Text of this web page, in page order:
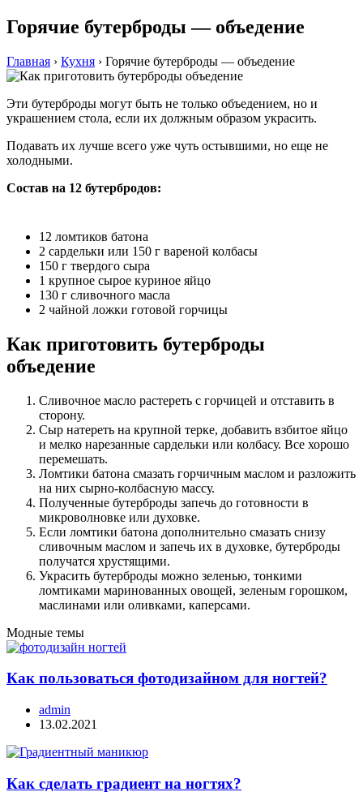
Горячие бутерброды — объедение
Главная › Кухня › Горячие бутерброды — объедение
Эти бутерброды могут быть не только объедением, но и
украшением стола, если их должным образом украсить.
Подавать их лучше всего уже чуть остывшими, но еще не
холодными.
Состав на 12 бутербродов:
12 ломтиков батона
2 сардельки или 150 г вареной колбасы
150 г твердого сыра
1 крупное сырое куриное яйцо
130 г сливочного масла
2 чайной ложки готовой горчицы
Как приготовить бутерброды
объедение
Сливочное масло растереть с горчицей и отставить в
сторону.
Сыр натереть на крупной терке, добавить взбитое яйцо
и мелко нарезанные сардельки или колбасу. Все хорошо
перемешать.
Ломтики батона смазать горчичным маслом и разложить
на них сырно-колбасную массу.
Полученные бутерброды запечь до готовности в
микроволновке или духовке.
Если ломтики батона дополнительно смазать снизу
сливочным маслом и запечь их в духовке, бутерброды
получатся хрустящими.
Украсить бутерброды можно зеленью, тонкими
ломтиками маринованных овощей, зеленым горошком,
маслинами или оливками, каперсами.
Модные темы
Как пользоваться фотодизайном для ногтей?
admin
13.02.2021
Как сделать градиент на ногтях?